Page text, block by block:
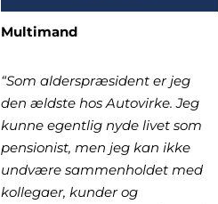
Multimand
“Som alderspræsident er jeg
den ældste hos Autovirke. Jeg
kunne egentlig nyde livet som
pensionist, men jeg kan ikke
undvære sammenholdet med
kollegaer, kunder og